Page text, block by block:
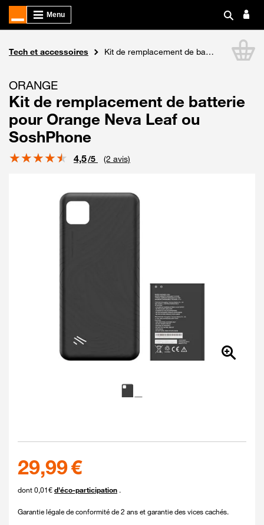
Boutique Orange
Tech et accessoires Kit de remplacement de batterie pour Orange Neva Leaf ou SoshPhone
ORANGE
Kit de remplacement de batterie
pour Orange Neva Leaf ou
SoshPhone
Note
4,5/5 (2 avis)
Couleur
Coloris disponibles
29,99 €
dont 0,01€ d'éco-participation .
Garantie légale de conformité de 2 ans et garantie des vices cachés.